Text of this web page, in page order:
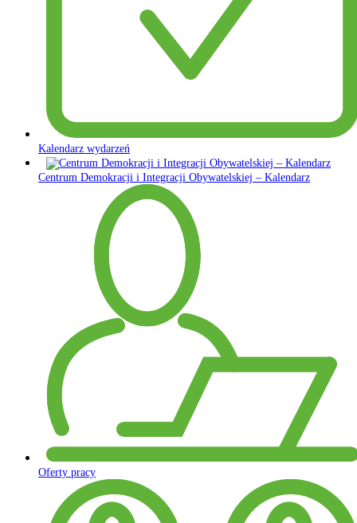
Kalendarz wydarzeń
Centrum Demokracji i Integracji Obywatelskiej – Kalendarz
Oferty pracy